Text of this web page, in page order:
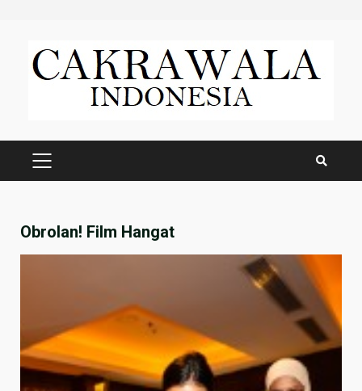
content
PRIMARY
Obrolan! Film Hangat